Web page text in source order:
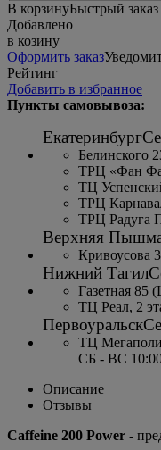
В корзинуБыстрый заказ
Добавлено
в козину
Оформить заказ
Рейтинг
Добавить в избранное
Пункты самовывоза:
Екатеринбург
Белинского
ТРЦ «Фан
ТЦ
ТРЦ
ТРЦ Радуга
Верхняя
Кривоусова
Нижний Тагил
Газетная 85
ТЦ Реал, 2
Первоуральск
ТЦ
СБ - ВС
Описание
Отзывы
Caffeine 200 Power -